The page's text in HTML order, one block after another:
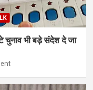
चुनाव भी बड़े संदेश दे जा